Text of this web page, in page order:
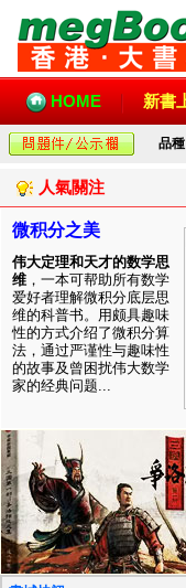
HOME 新書
品種
人氣關注
微积分之美
伟大定理和天才的数学思
维 ，一本可帮助所有数学
爱好者理解微积分底层思
维的科普书。用颇具趣味
性的方式介绍了微积分算
法，通过严谨性与趣味性
的故事及曾困扰伟大数学
家的经典问题...